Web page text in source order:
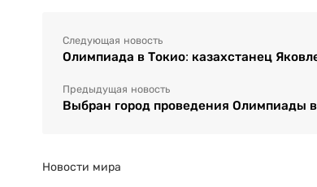
Следующая новость
Олимпиада в Токио: казахстанец
Предыдущая новость
Выбран город проведения Олимпиады в
Новости мира